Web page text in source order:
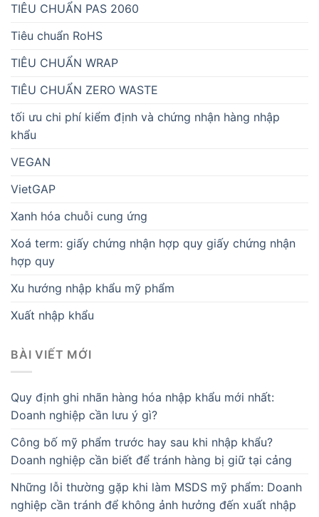
TIÊU CHUẨN PAS 2060
Tiêu chuẩn RoHS
TIÊU CHUẨN WRAP
TIÊU CHUẨN ZERO WASTE
tối ưu chi phí kiểm định và chứng nhận hàng nhập
khẩu
VEGAN
VietGAP
Xanh hóa chuỗi cung ứng
Xoá term: giấy chứng nhận hợp quy giấy chứng nhận
hợp quy
Xu hướng nhập khẩu mỹ phẩm
Xuất nhập khẩu
BÀI VIẾT MỚI
Quy định ghi nhãn hàng hóa nhập khẩu mới nhất:
Doanh nghiệp cần lưu ý gì?
Công bố mỹ phẩm trước hay sau khi nhập khẩu?
Doanh nghiệp cần biết để tránh hàng bị giữ tại cảng
Những lỗi thường gặp khi làm MSDS mỹ phẩm: Doanh
nghiệp cần tránh để không ảnh hưởng đến xuất nhập